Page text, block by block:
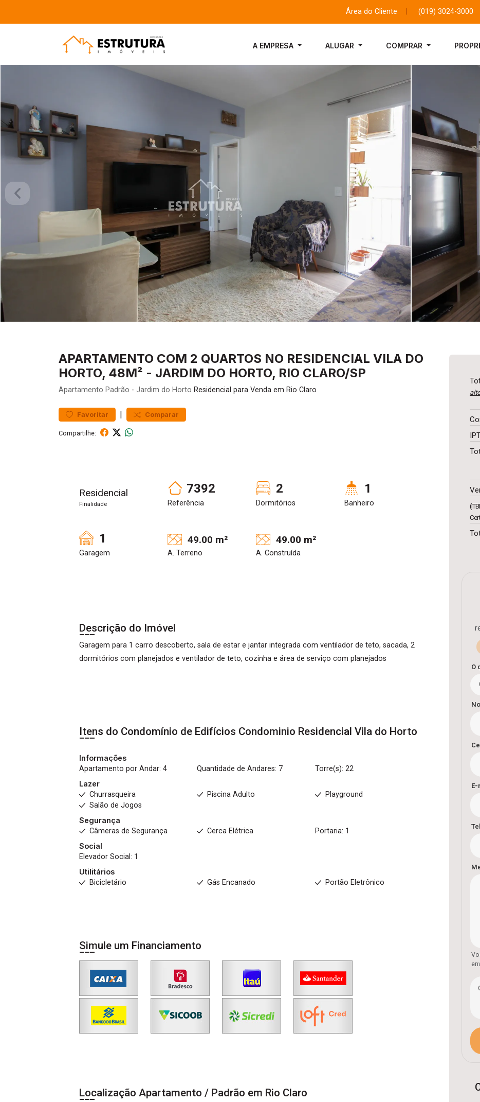
Área do Cliente (019) 3024-3000
A EMPRESA ALUGAR COMPRAR
APARTAMENTO COM 2 QUARTOS NO RESIDENCIAL VILA DO
HORTO, 48M² - JARDIM DO HORTO, RIO CLARO/SP
Apartamento Padrão - Jardim do Horto Residencial para Venda em Rio Claro
Favoritar | Comparar
Compartilhe:
Residencial
Finalidade
7392
Referência
2
Dormitórios
1
Banheiro
1
Garagem
49.00 m²
A. Terreno
49.00 m²
A. Construída
Descrição do Imóvel
Garagem para 1 carro descoberto, sala de estar e jantar integrada com ventilador de teto, sacada, 2
dormitórios com planejados e ventilador de teto, cozinha e área de serviço com planejados
Itens do Condomínio de Edifícios Condominio Residencial Vila do Horto
Informações
Apartamento por Andar: 4
Quantidade de Andares: 7
Torre(s): 22
Lazer
Churrasqueira
Piscina Adulto
Playground
Salão de Jogos
Segurança
Câmeras de Segurança
Cerca Elétrica
Portaria: 1
Social
Elevador Social: 1
Utilitários
Bicicletário
Gás Encanado Portão Eletrônico
Simule um Financiamento
Localização Apartamento / Padrão em Rio Claro
O
E-